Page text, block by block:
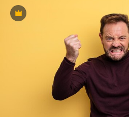
Premium